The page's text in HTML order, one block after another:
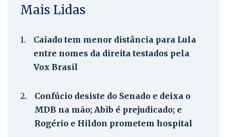
Mais Lidas
1.
Caiado tem menor distância para Lula
entre nomes da direita testados pela
Vox Brasil
2.
Confúcio desiste do Senado e deixa o
MDB na mão; Abib é prejudicado; e
Rogério e Hildon prometem hospital